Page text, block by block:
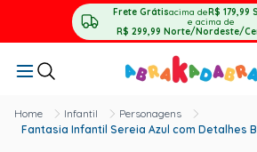
Frete Grátisacima deR$ 179,99
e acima de
R$ 299,99 Norte/Nordeste/
Infantil
Personagens
Fantasia Infantil Sereia Azul com Detalhes